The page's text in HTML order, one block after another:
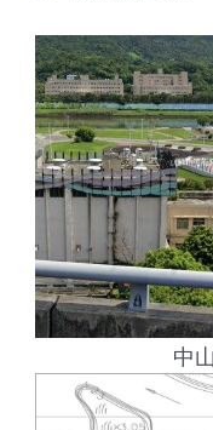
中